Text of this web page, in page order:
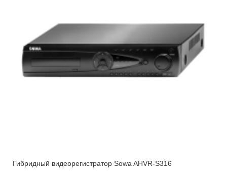
Гибридный видеорегистратор Sowa AHVR-S316